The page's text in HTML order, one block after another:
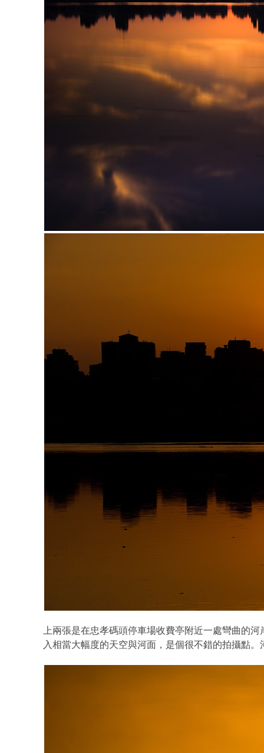
上兩張是在忠孝碼頭停車場收費亭附近一處彎曲的
入相當大幅度的天空與河面，是個很不錯的拍攝點